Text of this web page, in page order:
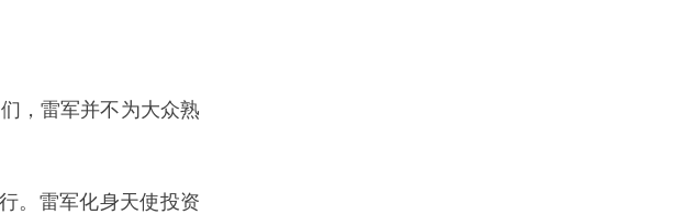
，雷军并不为大众熟
。雷军化身天使投资